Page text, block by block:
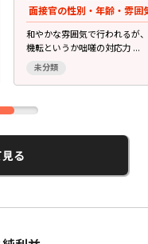
面接官の性別・年齢・雰囲
和やかな雰囲気で行われるが
機転というか咄嗟の対応力 ...
未分類
る